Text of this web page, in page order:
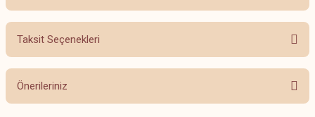
Bu ürüne ilk yorumu siz yapın!
Taksit Seçenekleri
Önerileriniz